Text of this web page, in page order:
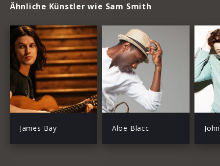
Ähnliche Künstler wie Sam Smith
James Bay Aloe Blacc